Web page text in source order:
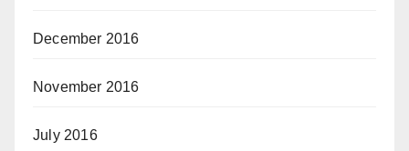
December 2016
November 2016
July 2016